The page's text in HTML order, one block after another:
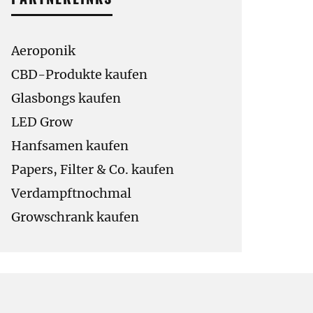
Aeroponik
CBD-Produkte kaufen
Glasbongs kaufen
LED Grow
Hanfsamen kaufen
Papers, Filter & Co. kaufen
Verdampftnochmal
Growschrank kaufen